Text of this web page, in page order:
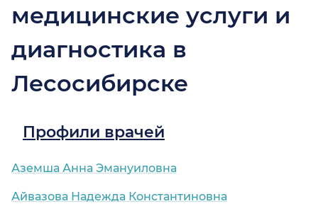
медицинские услуги и
диагностика в
Лесосибирске
Профили врачей
Аземша Анна Эмануиловна
Айвазова Надежда Константиновна